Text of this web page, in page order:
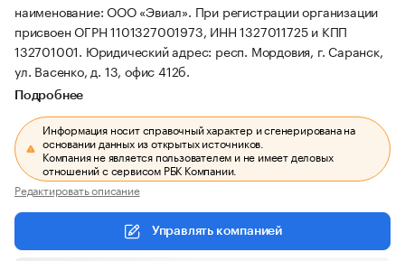
наименование: ООО «Эвиал». При регистрации организации
присвоен ОГРН 1101327001973, ИНН 1327011725 и КПП
132701001. Юридический адрес: респ. Мордовия, г. Саранск,
ул. Васенко, д. 13, офис 412б.
Подробнее
Информация носит справочный характер и сгенерирована на
основании данных из открытых источников.
Компания не является пользователем и не имеет деловых
отношений с сервисом РБК Компании.
Редактировать описание
Управлять компанией